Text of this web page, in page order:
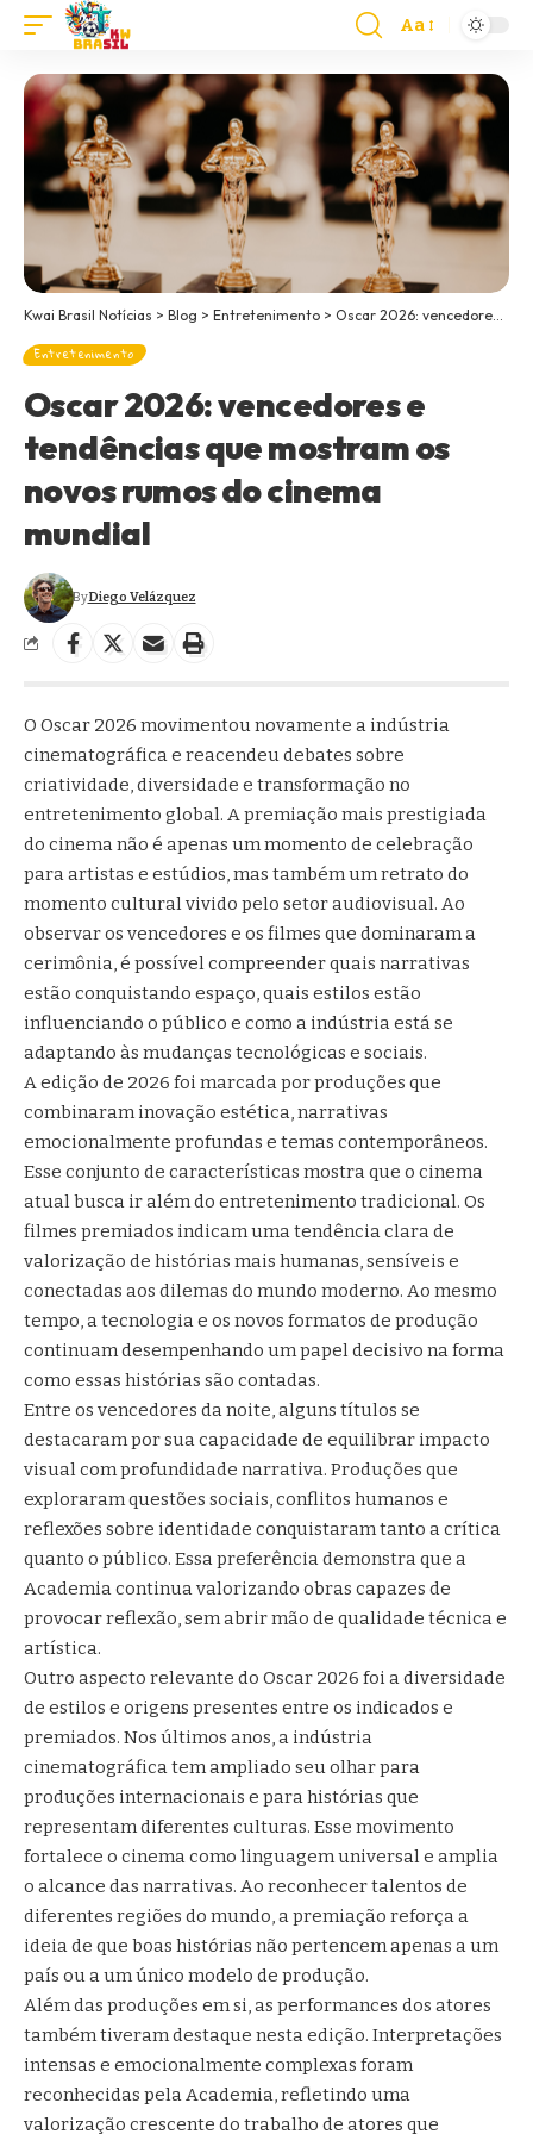
Aa
Kwai Brasil Notícias > Blog > Entretenimento > Oscar 2026: vencedores e tendências que mostram os novos rumos do cinema mundial
Entretenimento
Oscar 2026: vencedores e
tendências que mostram os
novos rumos do cinema
mundial
ByDiego Velázquez
O Oscar 2026 movimentou novamente a indústria
cinematográfica e reacendeu debates sobre
criatividade, diversidade e transformação no
entretenimento global. A premiação mais prestigiada
do cinema não é apenas um momento de celebração
para artistas e estúdios, mas também um retrato do
momento cultural vivido pelo setor audiovisual. Ao
observar os vencedores e os filmes que dominaram a
cerimônia, é possível compreender quais narrativas
estão conquistando espaço, quais estilos estão
influenciando o público e como a indústria está se
adaptando às mudanças tecnológicas e sociais.
A edição de 2026 foi marcada por produções que
combinaram inovação estética, narrativas
emocionalmente profundas e temas contemporâneos.
Esse conjunto de características mostra que o cinema
atual busca ir além do entretenimento tradicional. Os
filmes premiados indicam uma tendência clara de
valorização de histórias mais humanas, sensíveis e
conectadas aos dilemas do mundo moderno. Ao mesmo
tempo, a tecnologia e os novos formatos de produção
continuam desempenhando um papel decisivo na forma
como essas histórias são contadas.
Entre os vencedores da noite, alguns títulos se
destacaram por sua capacidade de equilibrar impacto
visual com profundidade narrativa. Produções que
exploraram questões sociais, conflitos humanos e
reflexões sobre identidade conquistaram tanto a crítica
quanto o público. Essa preferência demonstra que a
Academia continua valorizando obras capazes de
provocar reflexão, sem abrir mão de qualidade técnica e
artística.
Outro aspecto relevante do Oscar 2026 foi a diversidade
de estilos e origens presentes entre os indicados e
premiados. Nos últimos anos, a indústria
cinematográfica tem ampliado seu olhar para
produções internacionais e para histórias que
representam diferentes culturas. Esse movimento
fortalece o cinema como linguagem universal e amplia
o alcance das narrativas. Ao reconhecer talentos de
diferentes regiões do mundo, a premiação reforça a
ideia de que boas histórias não pertencem apenas a um
país ou a um único modelo de produção.
Além das produções em si, as performances dos atores
também tiveram destaque nesta edição. Interpretações
intensas e emocionalmente complexas foram
reconhecidas pela Academia, refletindo uma
valorização crescente do trabalho de atores que